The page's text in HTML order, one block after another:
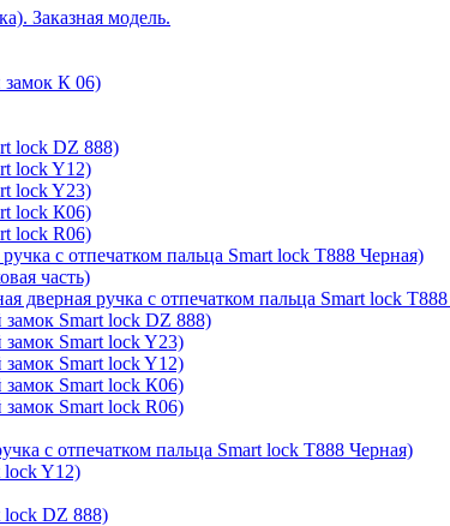
Заказная модель.
замок К 06)
lock DZ 888)
lock Y12)
lock Y23)
lock К06)
lock R06)
с отпечатком пальца Smart lock T888 Черная)
часть)
дверная ручка с отпечатком пальца Smart lock
замок Smart lock DZ 888)
замок Smart lock Y23)
замок Smart lock Y12)
замок Smart lock К06)
замок Smart lock R06)
с отпечатком пальца Smart lock T888 Черная)
lock Y12)
lock DZ 888)